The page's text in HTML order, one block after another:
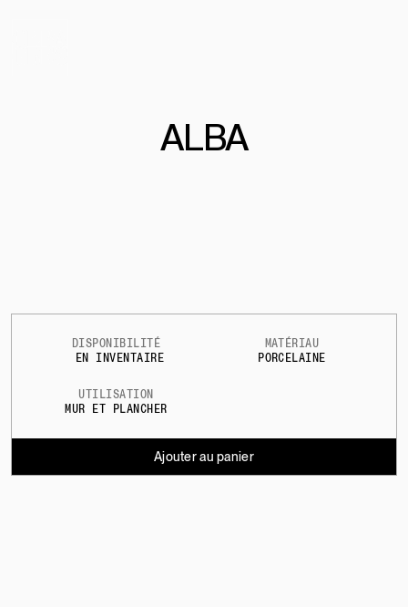
ALBA
DISPONIBILITÉ
EN INVENTAIRE
MATÉRIAU
PORCELAINE
UTILISATION
MUR ET PLANCHER
Ajouter au panier